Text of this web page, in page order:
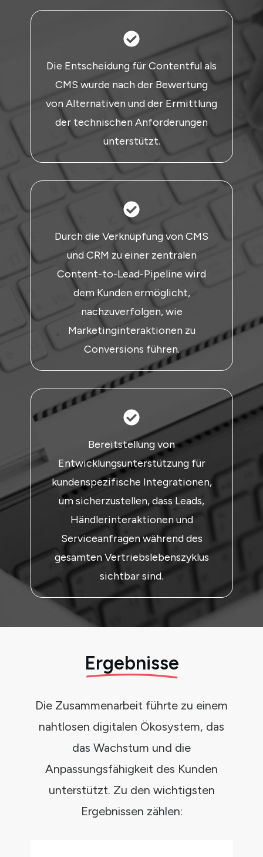
Die Entscheidung für Contentful als
CMS wurde nach der Bewertung
von Alternativen und der Ermittlung
der technischen Anforderungen
unterstützt.
Durch die Verknüpfung von CMS
und CRM zu einer zentralen
Content-to-Lead-Pipeline wird
dem Kunden ermöglicht,
nachzuverfolgen, wie
Marketinginteraktionen zu
Conversions führen.
Bereitstellung von
Entwicklungsunterstützung für
kundenspezifische Integrationen,
um sicherzustellen, dass Leads,
Händlerinteraktionen und
Serviceanfragen während des
gesamten Vertriebslebenszyklus
sichtbar sind.
Ergebnisse
Die Zusammenarbeit führte zu einem
nahtlosen digitalen Ökosystem, das
das Wachstum und die
Anpassungsfähigkeit des Kunden
unterstützt. Zu den wichtigsten
Ergebnissen zählen: